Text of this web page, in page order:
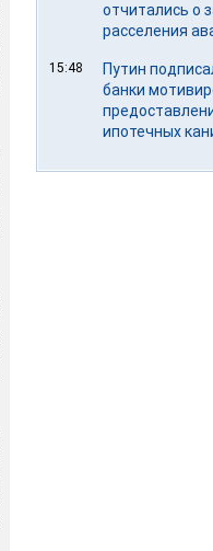
отчитались о
расселения
15:48
Путин
банки
ипотечных